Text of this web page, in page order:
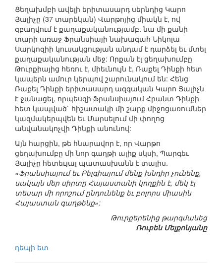
Ցեղախմբի ավելի երիտասարդ սերնդից Կարո
Յալիչը (37 տարեկան) Վարթոյից միակն է, ով
զբաղվում է քաղաքականությամբ. նա մի քանի
տարի առաջ Ֆրանսիայի նախագահ Նիկոլա
Սարկոզիի կուսակցության անդամ է դարձել եւ մտել
քաղաքականության մեջ: Որքան էլ ցեղախումբը
Թուրքիայից հեռու է, միեւնույն է, Ռաքել Դինքի հետ
կապերն ամուր կերպով շարունակում են: Հենց
Ռաքել Դինքի երիտասարդ ազգական Կարո Յալիչն
է ջանացել, որպեսզի Ֆրանսիայում Հրանտ Դինքի
հետ կապված` հիշատակի մի շարք միջոցառումներ
կազմակերպվեն եւ Մարսելում մի փողոց
անվանակոչվի Դինքի անունով:
Այն հարցին, թե հնարավոր է, որ Վարթո
ցեղախումբը մի նոր գաղթի ալիք սկսի, Պարգեւ
Յալիչը հետեւյալ պատասխանն է տալիս.
«Ֆրանսիայում եւ Բելգիայում մենք խնդիր չունենք,
սակայն մեր սիրտը Հայաստանի կողքին է, մեկ էլ
տեսար մի որոշում ընդունենք եւ բոլորս միասին
Հայաստան գաղթենք»:
Թուրքերենից թարգմանեց
Ռուբեն Մելքոնյանը
դեպի ետ